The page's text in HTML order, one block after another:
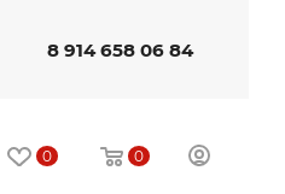
8 914 658 06 84
0 0